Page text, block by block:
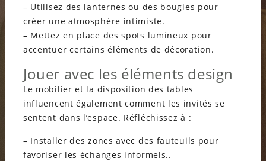
– Utilisez des lanternes ou des bougies pour
créer une atmosphère intimiste.
– Mettez en place des spots lumineux pour
accentuer certains éléments de décoration.
Jouer avec les éléments design
Le mobilier et la disposition des tables
influencent également comment les invités se
sentent dans l’espace. Réfléchissez à :
– Installer des zones avec des fauteuils pour
favoriser les échanges informels..